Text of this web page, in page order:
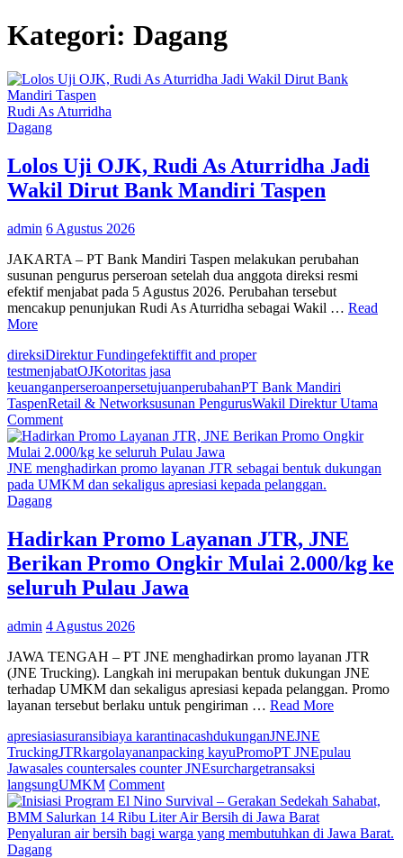
Kategori: Dagang
Rudi As Aturridha
Dagang
Lolos Uji OJK, Rudi As Aturridha Jadi
Wakil Dirut Bank Mandiri Taspen
admin 6 Agustus 2026
JAKARTA – PT Bank Mandiri Taspen melakukan perubahan
susunan pengurus perseroan setelah dua anggota direksi resmi
efektif menjabat pada 5 Agustus 2026. Perubahan tersebut
mencakup penunjukan Rudi As Aturridha sebagai Wakil … Read
More
direksiDirektur Fundingefektiffit and proper
testmenjabatOJKotoritas jasa
keuanganperseroanpersetujuanperubahanPT Bank Mandiri
TaspenRetail & Networksusunan PengurusWakil Direktur Utama
Commenton
Lolos
Uji
OJK,
Rudi
Jadi
Wakil
Dirut
Bank
Mandiri
JNE menghadirkan promo layanan JTR sebagai bentuk dukungan
pada UMKM dan sekaligus apresiasi kepada pelanggan.
Dagang
Hadirkan Promo Layanan JTR, JNE
Berikan Promo Ongkir Mulai 2.000/kg ke
seluruh Pulau Jawa
admin 4 Agustus 2026
JAWA TENGAH – PT JNE menghadirkan promo layanan JTR
(JNE Trucking). Langkah ini merupakan bentuk dukungan JNE
terhadap UMKM dan sekaligus apresiasi kepada pelanggan. Promo
layanan tersebut berlaku untuk pengiriman … Read More
apresiasiasuransibiaya karantinacashdukunganJNEJNE
TruckingJTRkargolayananpacking kayuPromoPT JNEpulau
Jawasales countersales counter JNEsurchargetransaksi
langsungUMKM Commenton
Hadirkan
Promo
Layanan
Penyaluran air bersih bagi warga yang membutuhkan di Jawa Barat.
Dagang